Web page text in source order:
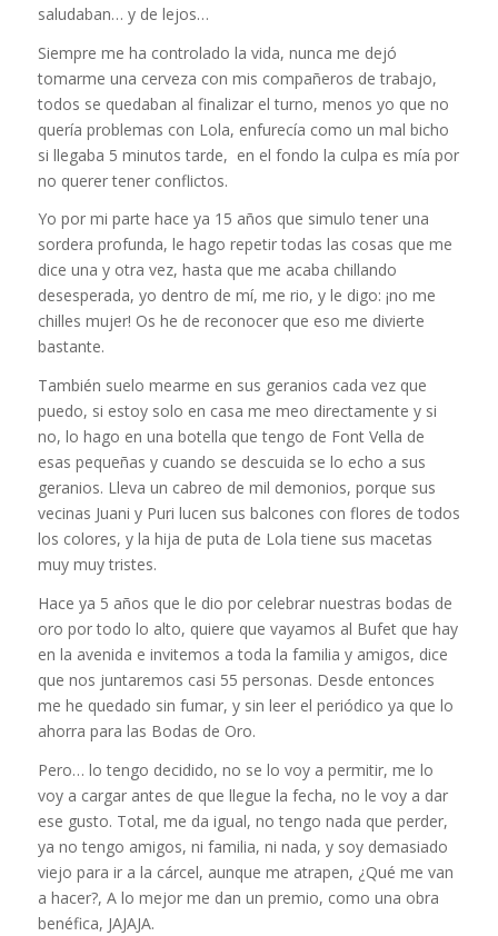
saludaban… y de lejos…
Siempre me ha controlado la vida, nunca me dejó
tomarme una cerveza con mis compañeros de trabajo,
todos se quedaban al finalizar el turno, menos yo que no
quería problemas con Lola, enfurecía como un mal bicho
si llegaba 5 minutos tarde, en el fondo la culpa es mía por
no querer tener conflictos.
Yo por mi parte hace ya 15 años que simulo tener una
sordera profunda, le hago repetir todas las cosas que me
dice una y otra vez, hasta que me acaba chillando
desesperada, yo dentro de mí, me rio, y le digo: ¡no me
chilles mujer! Os he de reconocer que eso me divierte
bastante.
También suelo mearme en sus geranios cada vez que
puedo, si estoy solo en casa me meo directamente y si
no, lo hago en una botella que tengo de Font Vella de
esas pequeñas y cuando se descuida se lo echo a sus
geranios. Lleva un cabreo de mil demonios, porque sus
vecinas Juani y Puri lucen sus balcones con flores de todos
los colores, y la hija de puta de Lola tiene sus macetas
muy muy tristes.
Hace ya 5 años que le dio por celebrar nuestras bodas de
oro por todo lo alto, quiere que vayamos al Bufet que hay
en la avenida e invitemos a toda la familia y amigos, dice
que nos juntaremos casi 55 personas. Desde entonces
me he quedado sin fumar, y sin leer el periódico ya que lo
ahorra para las Bodas de Oro.
Pero… lo tengo decidido, no se lo voy a permitir, me lo
voy a cargar antes de que llegue la fecha, no le voy a dar
ese gusto. Total, me da igual, no tengo nada que perder,
ya no tengo amigos, ni familia, ni nada, y soy demasiado
viejo para ir a la cárcel, aunque me atrapen, ¿Qué me van
a hacer?, A lo mejor me dan un premio, como una obra
benéfica, JAJAJA.